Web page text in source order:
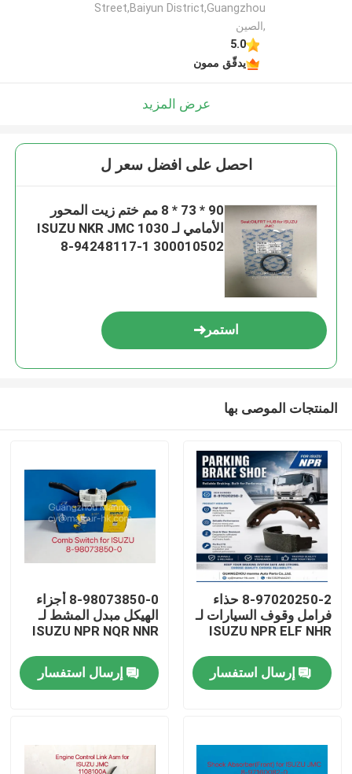
بيت
معلومات عنا
Street,Baiyun District,Guangzhou
,الصين
5.0
يدقّق ممون
عرض المزيد
احصل على افضل سعر ل
90 * 73 * 8 مم ختم زيت المحور
الأمامي لـ ISUZU NKR JMC 1030
8-94248117-1 300010502
استمر
المنتجات الموصى بها
8-97020250-2 حذاء
فرامل وقوف السيارات لـ
ISUZU NPR ELF NHR
إرسال استفسار
8-98073850-0 أجزاء
الهيكل مبدل المشط لـ
ISUZU NPR NQR NNR
إرسال استفسار